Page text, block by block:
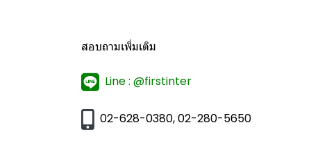
สอบถามเพิ่มเติม
Line : @firstinter
02-628-0380, 02-280-5650